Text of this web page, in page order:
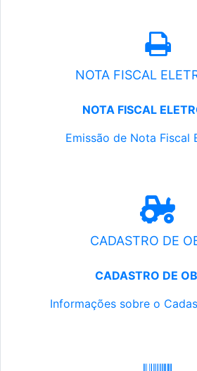
NOTA FISCAL
NOTA FISCAL
Emissão de Nota Fiscal
CADASTRO DE
CADASTRO DE
Informações sobre o